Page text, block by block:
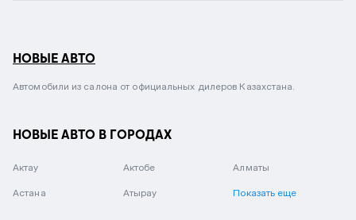
НОВЫЕ АВТО
Автомобили из салона от официальных дилеров Казахстана.
НОВЫЕ АВТО В ГОРОДАХ
Актау Актобе Алматы
Астана Атырау Показать еще